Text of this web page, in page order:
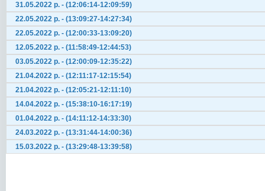
31.05.2022 р. - (12:06:14-12:09:59)
22.05.2022 р. - (13:09:27-14:27:34)
22.05.2022 р. - (12:00:33-13:09:20)
12.05.2022 р. - (11:58:49-12:44:53)
03.05.2022 р. - (12:00:09-12:35:22)
21.04.2022 р. - (12:11:17-12:15:54)
21.04.2022 р. - (12:05:21-12:11:10)
14.04.2022 р. - (15:38:10-16:17:19)
01.04.2022 р. - (14:11:12-14:33:30)
24.03.2022 р. - (13:31:44-14:00:36)
15.03.2022 р. - (13:29:48-13:39:58)